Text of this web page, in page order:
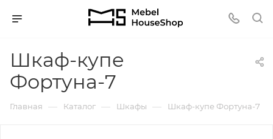
Шкаф-купе
Фортуна-7
Главная — Каталог — Шкафы — Шкаф-купе Фортуна-7